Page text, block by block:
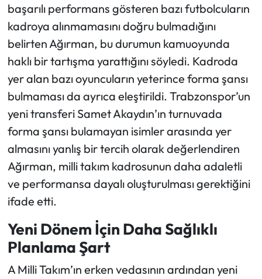
başarılı performans gösteren bazı futbolcuların
kadroya alınmamasını doğru bulmadığını
belirten Ağırman, bu durumun kamuoyunda
haklı bir tartışma yarattığını söyledi. Kadroda
yer alan bazı oyuncuların yeterince forma şansı
bulmaması da ayrıca eleştirildi. Trabzonspor’un
yeni transferi Samet Akaydın’ın turnuvada
forma şansı bulamayan isimler arasında yer
almasını yanlış bir tercih olarak değerlendiren
Ağırman, milli takım kadrosunun daha adaletli
ve performansa dayalı oluşturulması gerektiğini
ifade etti.
Yeni Dönem İçin Daha Sağlıklı
Planlama Şart
A Milli Takım’ın erken vedasının ardından yeni